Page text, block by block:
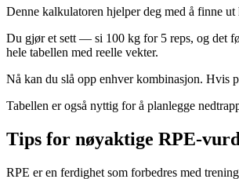
Denne kalkulatoren hjelper deg med å finne
Du gjør et sett — si 100 kg for 5 reps, og det
hele tabellen med reelle vekter.
Nå kan du slå opp enhver kombinasjon. Hvis
Tabellen er også nyttig for å planlegge
Tips for nøyaktige RPE-
RPE er en ferdighet som forbedres med